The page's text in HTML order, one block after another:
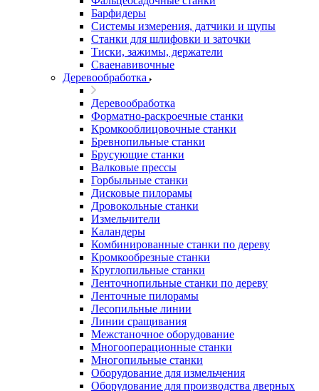
Барфидеры
Системы измерения, датчики и щупы
Станки для шлифовки и заточки
Тиски, зажимы, держатели
Cваенавивочные
Деревообработка
Деревообработка
Форматно-раскроечные станки
Кромкооблицовочные станки
Бревнопильные станки
Брусующие станки
Валковые прессы
Горбыльные станки
Дисковые пилорамы
Дровокольные станки
Измельчители
Каландеры
Комбинированные станки по дереву
Кромкообрезные станки
Круглопильные станки
Ленточнопильные станки по дереву
Ленточные пилорамы
Лесопильные линии
Линии сращивания
Межстаночное оборудование
Многооперационные станки
Многопильные станки
Оборудование для измельчения
Оборудование для производства дверных